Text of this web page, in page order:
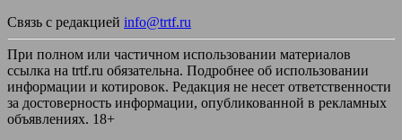
Связь с редакцией info@trtf.ru
При полном или частичном использовании материалов
ссылка на trtf.ru обязательна. Подробнее об использовании
информации и котировок. Редакция не несет ответственности
за достоверность информации, опубликованной в рекламных
объявлениях. 18+